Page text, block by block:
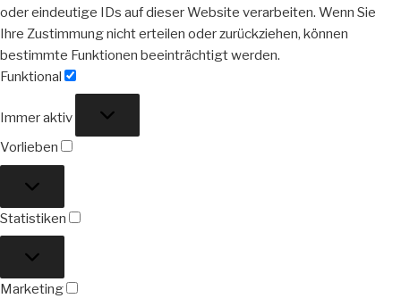
oder eindeutige IDs auf dieser Website verarbeiten. Wenn Sie
Ihre Zustimmung nicht erteilen oder zurückziehen, können
bestimmte Funktionen beeinträchtigt werden.
Funktional
Immer aktiv
Vorlieben
Statistiken
Marketing